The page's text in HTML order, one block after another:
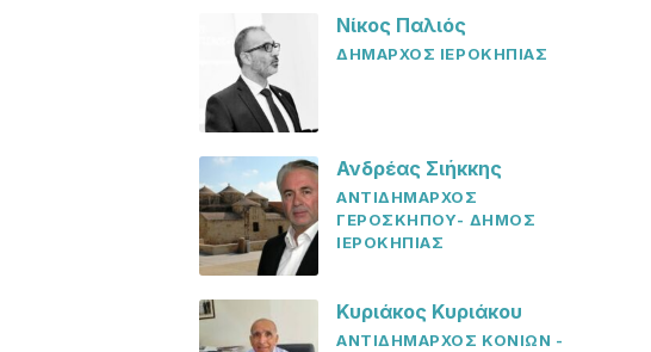
Νίκος Παλιός
ΔΗΜΑΡΧΟΣ ΙΕΡΟΚΗΠΙΑΣ
Ανδρέας Σιήκκης
ΑΝΤΙΔΗΜΑΡΧΟΣ
ΓΕΡΟΣΚΗΠΟΥ- ΔΗΜΟΣ
ΙΕΡΟΚΗΠΙΑΣ
Κυριάκος Κυριάκου
ΑΝΤΙΔΗΜΑΡΧΟΣ ΚΟΝΙΩΝ -